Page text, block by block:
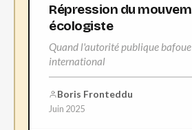
Répression du
écologiste
Quand l'autorité publique
international
Boris Fronteddu
Juin 2025